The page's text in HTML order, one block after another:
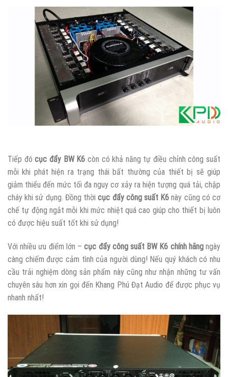
Tiếp đó cục đẩy BW K6 còn có khả năng tự điều chỉnh công suất
mỗi khi phát hiện ra trạng thái bất thường của thiết bị sẽ giúp
giảm thiểu đến mức tối đa nguy cơ xảy ra hiện tượng quá tải, chập
cháy khi sử dụng. Đồng thờicục đẩy công suất K6 này cũng có cơ
chế tự động ngắt mỗi khi mức nhiệt quá cao giúp cho thiết bị luôn
có được hiệu suất tốt khi sử dụng!
Với nhiều ưu điểm lớn –cục đẩy công suất BW K6 chính hãngngày
càng chiếm được cảm tình của người dùng! Nếu quý khách có nhu
cầu trải nghiệm dòng sản phẩm này cũng như nhận những tư vấn
chuyên sâu hơn xin gọi đến Khang Phú Đạt Audio để được phục vụ
nhanh nhất!